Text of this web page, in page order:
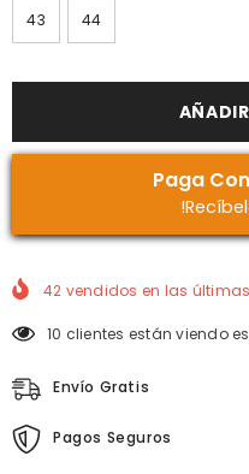
43 44
Paga
42 vendidos en las
10 clientes están viendo
Envío Gratis
Pagos Seguros